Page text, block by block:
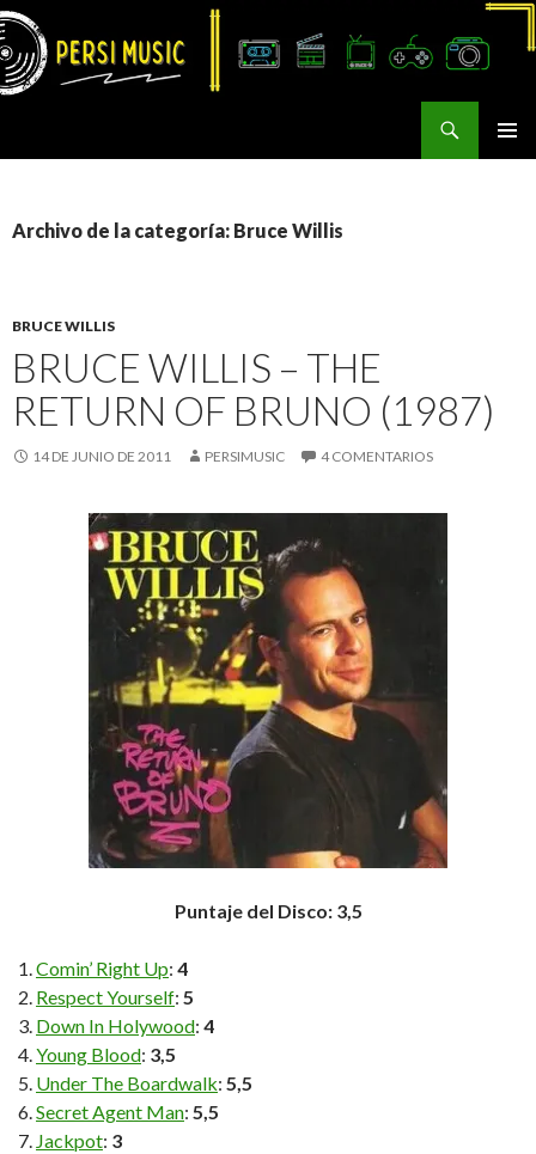
Archivo de la categoría: Bruce Willis
BRUCE WILLIS
BRUCE WILLIS – THE
RETURN OF BRUNO (1987)
14 DE JUNIO DE 2011 PERSIMUSIC 4 COMENTARIOS
Puntaje del Disco: 3,5
Comin’ Right Up: 4
Respect Yourself: 5
Down In Holywood: 4
Young Blood: 3,5
Under The Boardwalk: 5,5
Secret Agent Man: 5,5
Jackpot: 3